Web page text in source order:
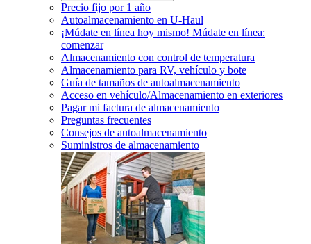
Precio fijo por 1 año
Autoalmacenamiento en U-Haul
¡Múdate en línea hoy mismo! Múdate en línea:
comenzar
Almacenamiento con control de temperatura
Almacenamiento para RV, vehículo y bote
Guía de tamaños de autoalmacenamiento
Acceso en vehículo/Almacenamiento en exteriores
Pagar mi factura de almacenamiento
Preguntas frecuentes
Consejos de autoalmacenamiento
Suministros de almacenamiento